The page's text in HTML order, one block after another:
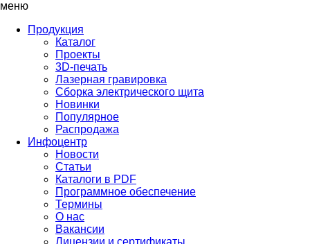
меню
Продукция
Каталог
Проекты
3D-печать
Лазерная гравировка
Сборка электрического щита
Новинки
Популярное
Распродажа
Инфоцентр
Новости
Статьи
Каталоги в PDF
Программное обеспечение
Термины
О нас
Вакансии
Лицензии и сертификаты